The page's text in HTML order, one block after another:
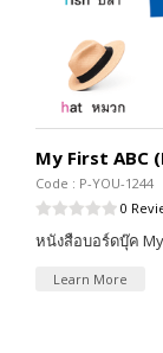
My First ABC
Code : P-YOU-1244
0
หนังสือบอร์ดบุ๊ค My
Learn More